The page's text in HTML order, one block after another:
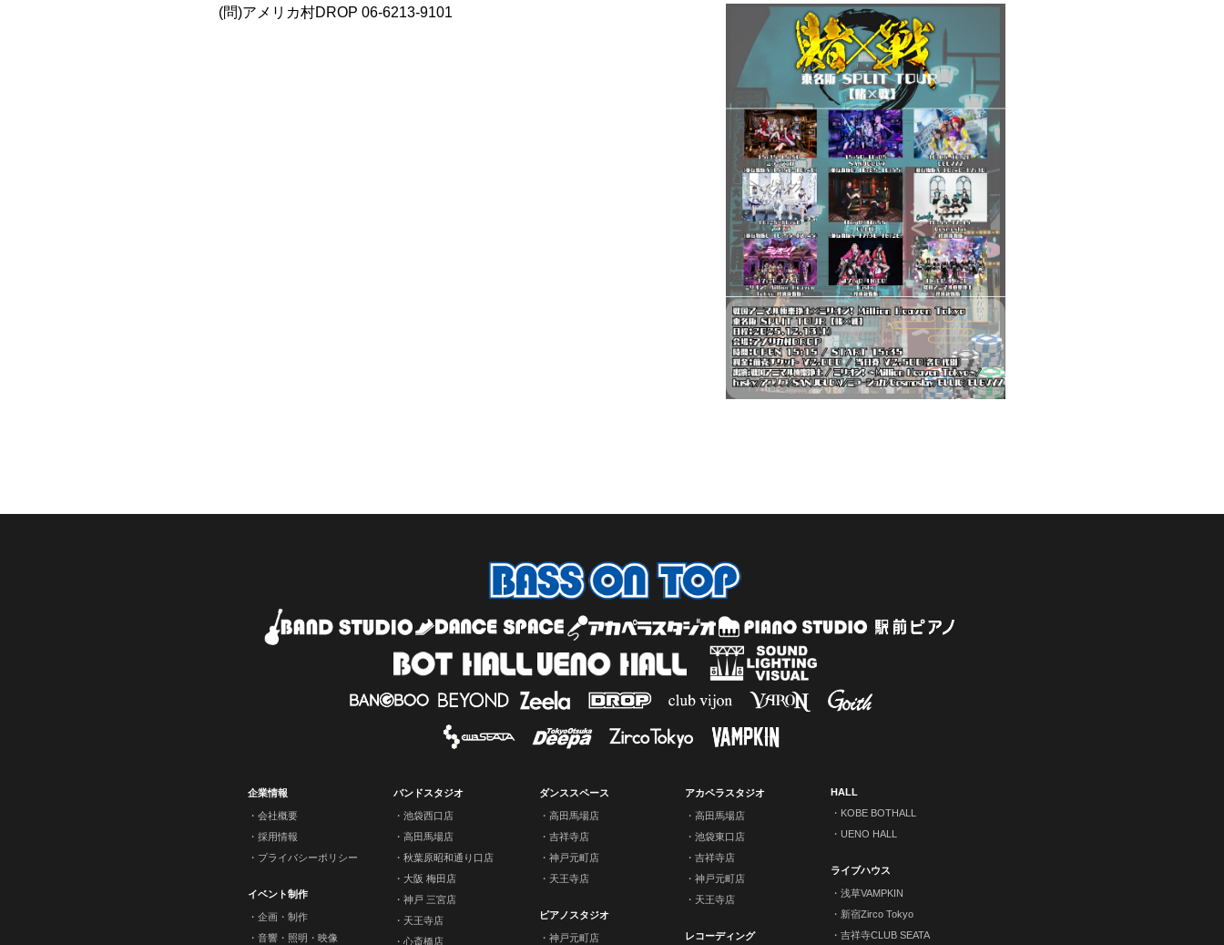
(問)アメリカ村DROP 06-6213-9101
企業情報
会社概要
採用情報
プライバシーポリシー
イベント制作
企画・制作
音響・照明・映像
バンドスタジオ
池袋西口店
高田馬場店
秋葉原昭和通り口店
大阪 梅田店
神戸 三宮店
天王寺店
心斎橋店
ダンススペース
高田馬場店
吉祥寺店
神戸元町店
天王寺店
ピアノスタジオ
神戸元町店
アカペラスタジオ
高田馬場店
池袋東口店
吉祥寺店
神戸元町店
天王寺店
レコーディング
HALL
KOBE BOTHALL
UENO HALL
ライブハウス
浅草VAMPKIN
新宿Zirco Tokyo
吉祥寺CLUB SEATA